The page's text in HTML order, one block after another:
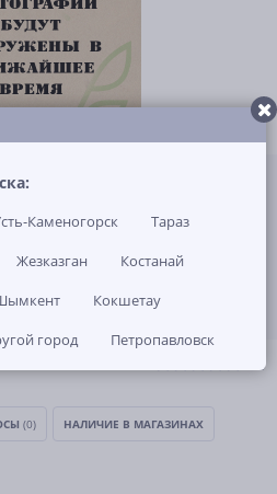
(0)
в наличии
(0) НАЛИЧИЕ В МАГАЗИНАХ
Каменогорск
Тараз
Жезказган
Костанай
Кокшетау
город Петропавловск